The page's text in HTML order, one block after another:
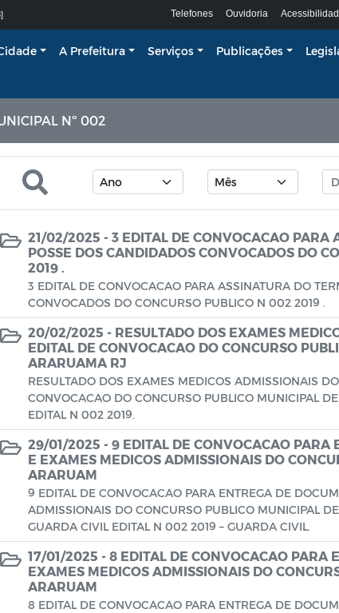
Telefones Ouvidoria
A Prefeitura Serviços Publicações
Nº 002
21/02/2025 - 3 EDITAL DE CONVOCACAO PARA
POSSE DOS CANDIDADOS CONVOCADOS DO
2019 .
3 EDITAL DE CONVOCACAO PARA ASSINATURA DO
CONVOCADOS DO CONCURSO PUBLICO N 002 2019 .
20/02/2025 - RESULTADO DOS EXAMES
EDITAL DE CONVOCACAO DO CONCURSO
ARARUAMA RJ
RESULTADO DOS EXAMES MEDICOS ADMISSIONAIS
CONVOCACAO DO CONCURSO PUBLICO MUNICIPAL
EDITAL N 002 2019.
29/01/2025 - 9 EDITAL DE CONVOCACAO PARA
E EXAMES MEDICOS ADMISSIONAIS DO
ARARUAM
9 EDITAL DE CONVOCACAO PARA ENTREGA DE
ADMISSIONAIS DO CONCURSO PUBLICO MUNICIPAL
GUARDA CIVIL EDITAL N 002 2019 – GUARDA CIVIL.
17/01/2025 - 8 EDITAL DE CONVOCACAO PARA
EXAMES MEDICOS ADMISSIONAIS DO
ARARUAM
8 EDITAL DE CONVOCACAO PARA ENTREGA DE